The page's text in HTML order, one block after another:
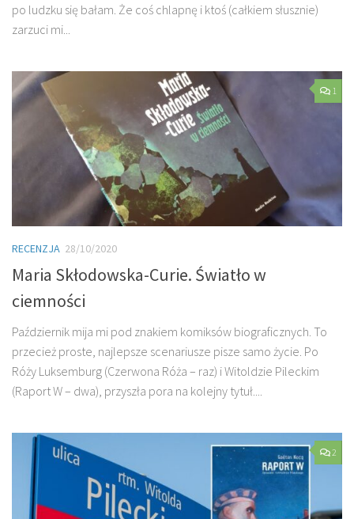
po ludzku się bałam. Że coś chlapnę i ktoś (całkiem słusznie)
zarzuci mi...
1
RECENZJA 28/10/2020
Maria Skłodowska-Curie. Światło w
ciemności
Październik mija mi pod znakiem komiksów biograficznych. To
przecież proste, najlepsze scenariusze pisze samo życie. Po
Róży Luksemburg (Czerwona Róża – raz) i Witoldzie Pileckim
(Raport W – dwa), przyszła pora na kolejny tytuł....
2